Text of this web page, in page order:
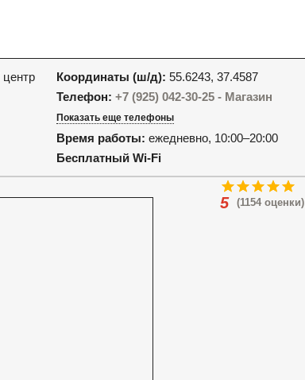
центр
Координаты (ш/д): 55.6243, 37.4587
Телефон: +7 (925) 042-30-25 - Магазин
Показать еще телефоны
Время работы: ежедневно, 10:00–20:00
Бесплатный Wi-Fi
(1154 оценки)
5